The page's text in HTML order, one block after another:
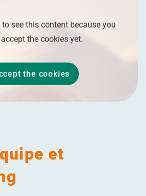
see this content because you
the cookies yet.
the cookies
et